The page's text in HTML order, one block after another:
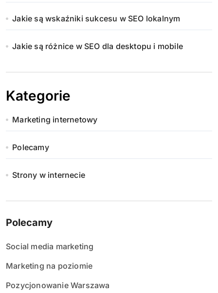
Jakie są wskaźniki sukcesu w SEO lokalnym
Jakie są różnice w SEO dla desktopu i mobile
Kategorie
Marketing internetowy
Polecamy
Strony w internecie
Polecamy
Social media marketing
Marketing na poziomie
Pozycjonowanie Warszawa